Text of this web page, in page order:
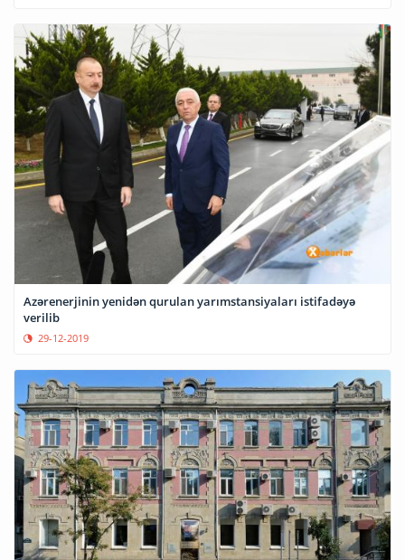
Azərenerjinin yenidən qurulan yarımstansiyaları istifadəyə
verilib
29-12-2019